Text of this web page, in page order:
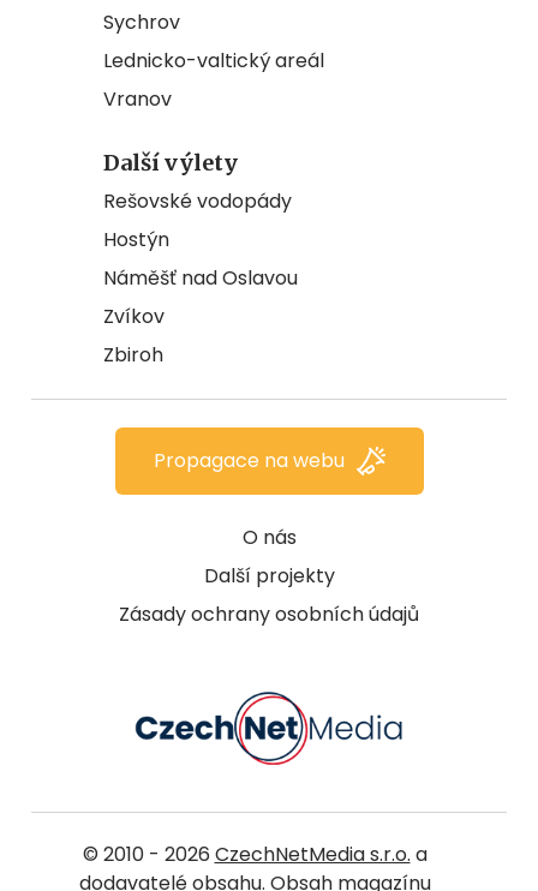
Sychrov
Lednicko-valtický areál
Vranov
Další výlety
Rešovské vodopády
Hostýn
Náměšť nad Oslavou
Zvíkov
Zbiroh
O nás
Další projekty
Zásady ochrany osobních údajů
Propagace na webu
© 2010 - 2026 CzechNetMedia s.r.o. a
dodavatelé obsahu. Obsah magazínu